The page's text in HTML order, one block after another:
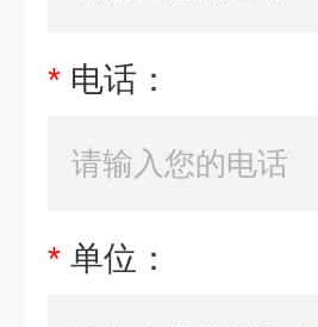
* 电话：
* 单位：